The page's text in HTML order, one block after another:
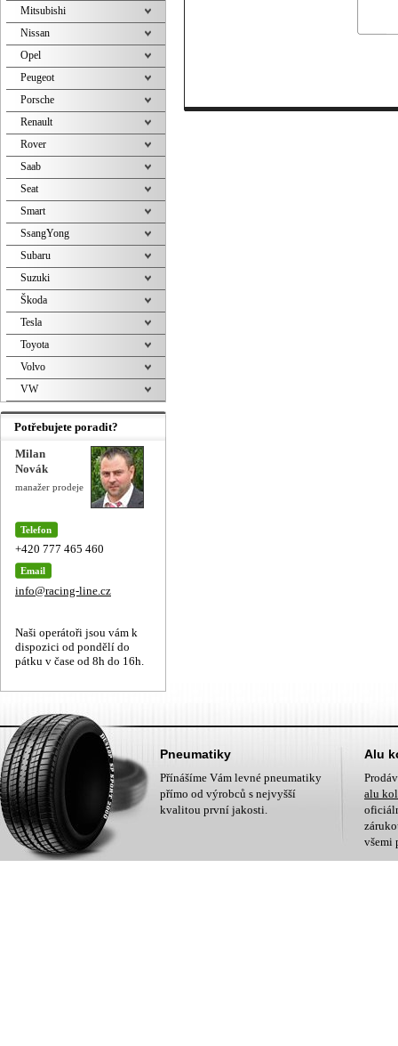
Mitsubishi
Nissan
Opel
Peugeot
Porsche
Renault
Rover
Saab
Seat
Smart
SsangYong
Subaru
Suzuki
Škoda
Tesla
Toyota
Volvo
VW
Potřebujete poradit?
Milan
Novák
manažer prodeje
Telefon
+420 777 465 460
Email
info@racing-line.cz
Naši operátoři jsou vám k
dispozici od pondělí do
pátku v čase od 8h do 16h.
Pneumatiky
Přínášíme Vám levné pneumatiky
přímo od výrobců s nejvyšší
kvalitou první jakosti.
Alu
alu
všemi